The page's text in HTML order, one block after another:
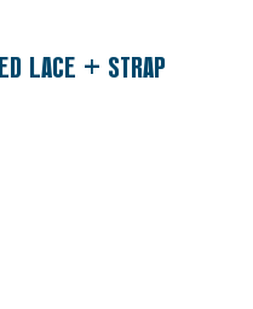
LACE + STRAP